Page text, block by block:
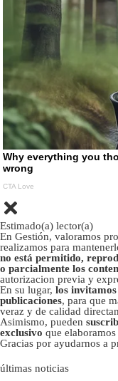
Estimado(a) lector(a)
En Gestión, valoramos
realizamos para
no está permitido,
o parcialmente los
autorizacion previa y
En su lugar, los
publicaciones, para que
veraz y de calidad
Asimismo, pueden
exclusivo que
Gracias por ayudarnos a
últimas noticias